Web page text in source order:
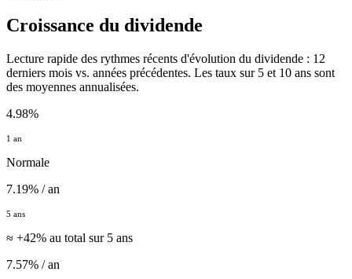
Croissance du dividende
Lecture rapide des rythmes récents d'évolution du dividende : 12
derniers mois vs. années précédentes. Les taux sur 5 et 10 ans sont
des moyennes annualisées.
4.98%
1 an
Normale
7.19% / an
5 ans
≈ +42% au total sur 5 ans
7.57% / an